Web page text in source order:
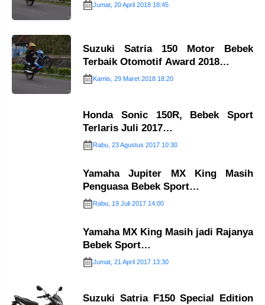
Jumat, 20 April 2018 18:45
Suzuki Satria 150 Motor Bebek
Terbaik Otomotif Award 2018…
Kamis, 29 Maret 2018 18:20
Honda Sonic 150R, Bebek Sport
Terlaris Juli 2017…
Rabu, 23 Agustus 2017 10:30
Yamaha Jupiter MX King Masih
Penguasa Bebek Sport…
Rabu, 19 Juli 2017 14:00
Yamaha MX King Masih jadi Rajanya
Bebek Sport…
Jumat, 21 April 2017 13:30
Suzuki Satria F150 Special Edition